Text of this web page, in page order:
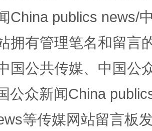
王建安的艺术幻境
China publics news/
拥有管理笔名和留言
国公共传媒、中国公
公众新闻China
等传媒网站留言板